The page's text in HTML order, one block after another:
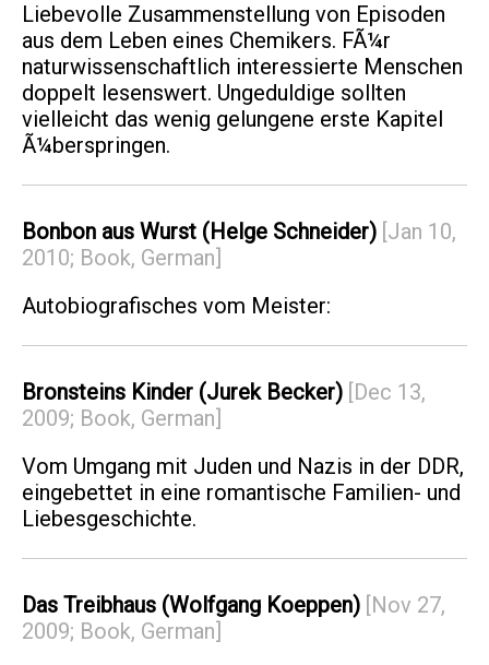
Liebevolle Zusammenstellung von Episoden
aus dem Leben eines Chemikers. FÃ¼r
naturwissenschaftlich interessierte Menschen
doppelt lesenswert. Ungeduldige sollten
vielleicht das wenig gelungene erste Kapitel
Ã¼berspringen.
Bonbon aus Wurst (Helge Schneider) [Jan 10,
2010; Book, German]
Autobiografisches vom Meister:
Bronsteins Kinder (Jurek Becker) [Dec 13,
2009; Book, German]
Vom Umgang mit Juden und Nazis in der DDR,
eingebettet in eine romantische Familien- und
Liebesgeschichte.
Das Treibhaus (Wolfgang Koeppen) [Nov 27,
2009; Book, German]